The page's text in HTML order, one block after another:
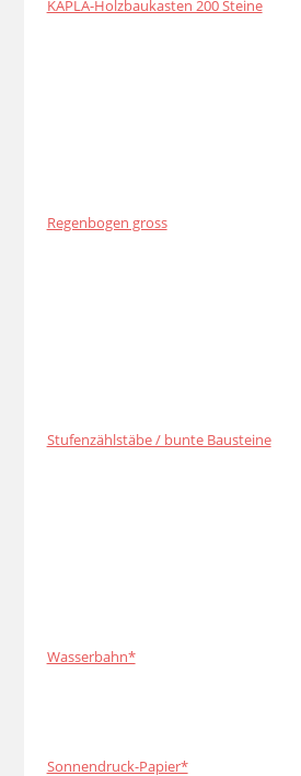
KAPLA-Holzbaukasten 200 Steine
Regenbogen gross
Stufenzählstäbe / bunte Bausteine
Wasserbahn*
Sonnendruck-Papier*